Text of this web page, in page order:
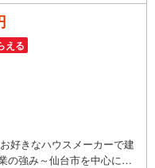
える
好きなハウスメーカーで建
の強み～仙台市を中心に宮